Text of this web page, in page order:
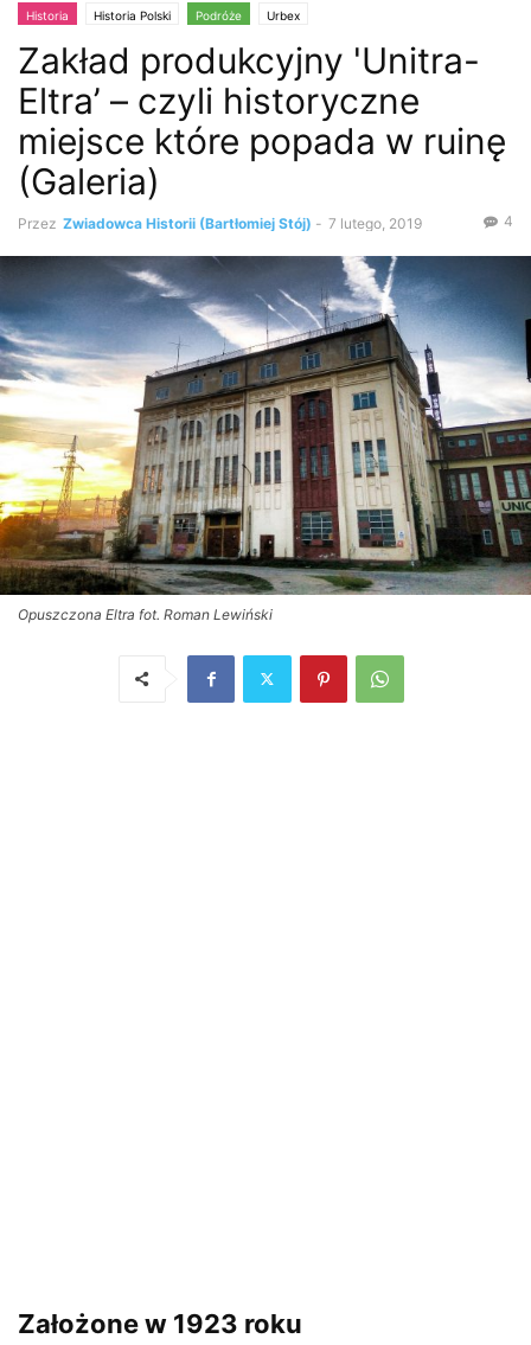
Historia Historia Polski Podróże Urbex
Zakład produkcyjny 'Unitra-
Eltra’ – czyli historyczne
miejsce które popada w ruinę
(Galeria)
Przez Zwiadowca Historii (Bartłomiej Stój) - 7 lutego, 2019 4
Opuszczona Eltra fot. Roman Lewiński
Założone w 1923 roku